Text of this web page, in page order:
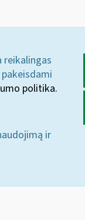
reikalingas
politika.
ir